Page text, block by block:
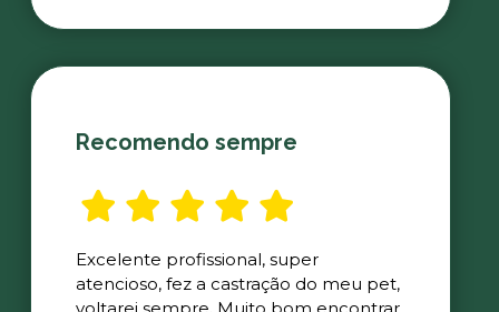
Recomendo sempre
Excelente profissional, super
atencioso, fez a castração do meu pet,